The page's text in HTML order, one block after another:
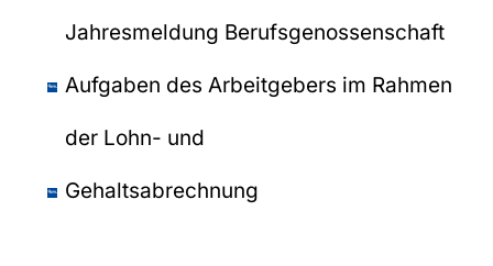
Jahresmeldung Berufsgenossenschaft
Aufgaben des Arbeitgebers im Rahmen
der Lohn- und
Gehaltsabrechnung